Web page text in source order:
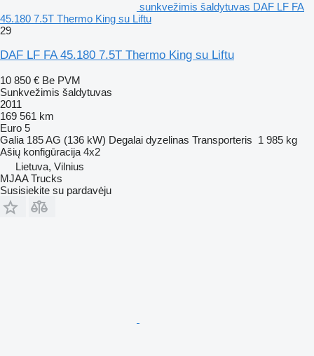
sunkvežimis šaldytuvas DAF LF FA
45.180 7.5T Thermo King su Liftu
29
DAF LF FA 45.180 7.5T Thermo King su Liftu
10 850 € Be PVM
Sunkvežimis šaldytuvas
2011
169 561 km
Euro 5
Galia 185 AG (136 kW) Degalai dyzelinas Transporteris 1 985 kg
Ašių konfigūracija 4x2
Lietuva, Vilnius
MJAA Trucks
Susisiekite su pardavėju